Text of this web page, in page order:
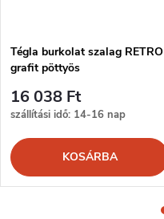
Tégla burkolat szalag RETRO
grafit pöttyös
16 038 Ft
szállítási idő: 14-16 nap
KOSÁRBA